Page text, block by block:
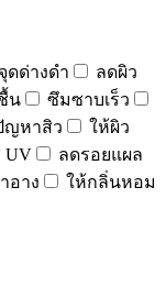
ดด่างดำ
ลดผิว
น
ซึมซาบเร็ว
ญหาสิว
ให้ผิว
UV
ลดรอยแผล
อาง
ให้กลิ่นหอม